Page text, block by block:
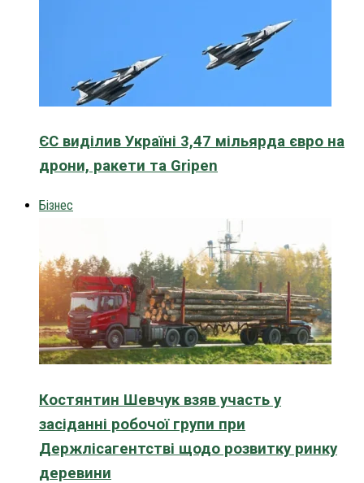
ЄС виділив Україні 3,47 мільярда євро на
дрони, ракети та Gripen
Бізнес
Костянтин Шевчук взяв участь у
засіданні робочої групи при
Держлісагентстві щодо розвитку ринку
деревини